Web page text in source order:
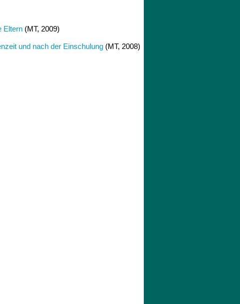
Eltern (MT, 2009)
und nach der Einschulung (MT, 2008)